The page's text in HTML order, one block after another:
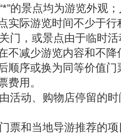
景点均为游览外观；
实际游览时间不少于
，或景点由于临时活
不减少游览内容和不
顺序或换为同等价值
费用。
动、购物店停留的时
和当地导游推荐的项